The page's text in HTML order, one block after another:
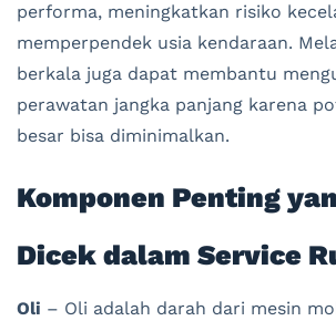
performa, meningkatkan risiko
memperpendek usia kendaraan.
berkala juga dapat membantu
perawatan jangka panjang karena
besar bisa diminimalkan.
Komponen Penting
Dicek dalam Service
Oli – Oli adalah darah dari mesin